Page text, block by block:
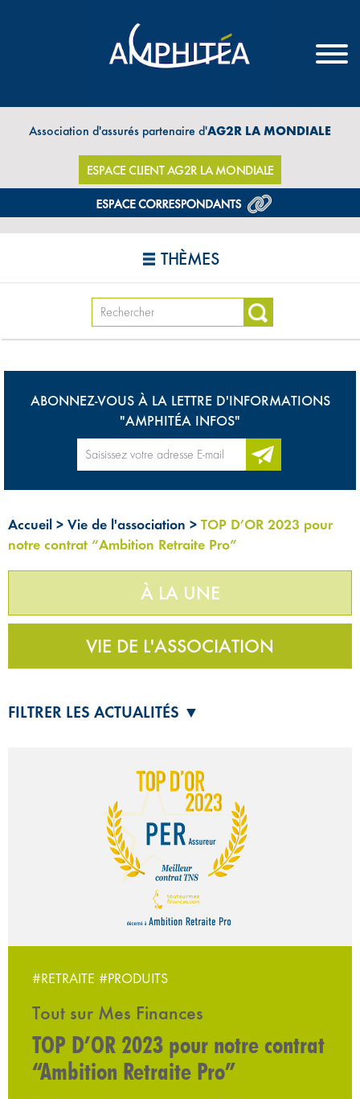
Association d'assurés partenaire d'AG2R LA MONDIALE
ESPACE CLIENT AG2R LA MONDIALE
THÈMES
ABONNEZ-VOUS À LA LETTRE D'INFORMATIONS
"AMPHITÉA INFOS"
Accueil > Vie de l'association > TOP D’OR 2023 pour
notre contrat “Ambition Retraite Pro”
À LA UNE
VIE DE L'ASSOCIATION
FILTRER LES ACTUALITÉS ▼
#RETRAITE #PRODUITS
Tout sur Mes Finances
TOP D’OR 2023 pour notre contrat
“Ambition Retraite Pro”